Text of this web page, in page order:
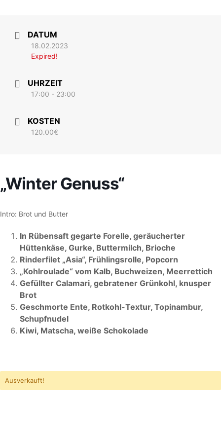
DATUM
18.02.2023
Expired!
UHRZEIT
17:00 - 23:00
KOSTEN
120.00€
„Winter Genuss“
Intro: Brot und Butter
In Rübensaft gegarte Forelle, geräucherter
Hüttenkäse, Gurke, Buttermilch, Brioche
Rinderfilet „Asia“, Frühlingsrolle, Popcorn
„Kohlroulade“ vom Kalb, Buchweizen, Meerrettich
Gefüllter Calamari, gebratener Grünkohl, knusper
Brot
Geschmorte Ente, Rotkohl-Textur, Topinambur,
Schupfnudel
Kiwi, Matscha, weiße Schokolade
Ausverkauft!